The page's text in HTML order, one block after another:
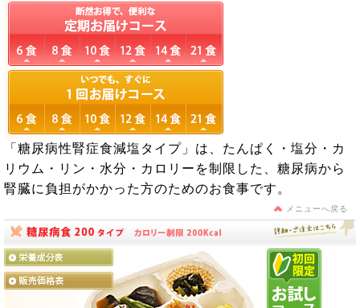
「糖尿病性腎症食減塩タイプ」は、たんぱく・塩分・カ
リウム・リン・水分・カロリーを制限した、糖尿病から
腎臓に負担がかかった方のためのお食事です。
メニューへ戻る